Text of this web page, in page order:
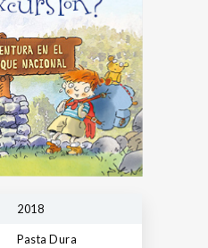
2018
Pasta Dura